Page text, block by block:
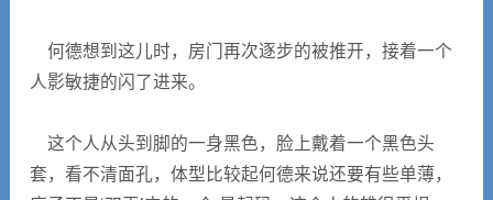
何德想到这儿时，房门再次逐步的被推开，接着一个
人影敏捷的闪了进来。
这个人从头到脚的一身黑色，脸上戴着一个黑色头
套，看不清面孔，体型比较起何德来说还要有些单薄，